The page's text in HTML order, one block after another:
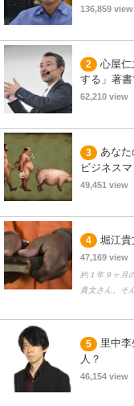
136,859 view
2
心屋仁
する」著
62,210 view
3
あなた
ビジネス
49,451 view
4 堀江貴
47,169 view
約１年９ヶ月
貴文さん。そ
5
里中
人？
46,154 view